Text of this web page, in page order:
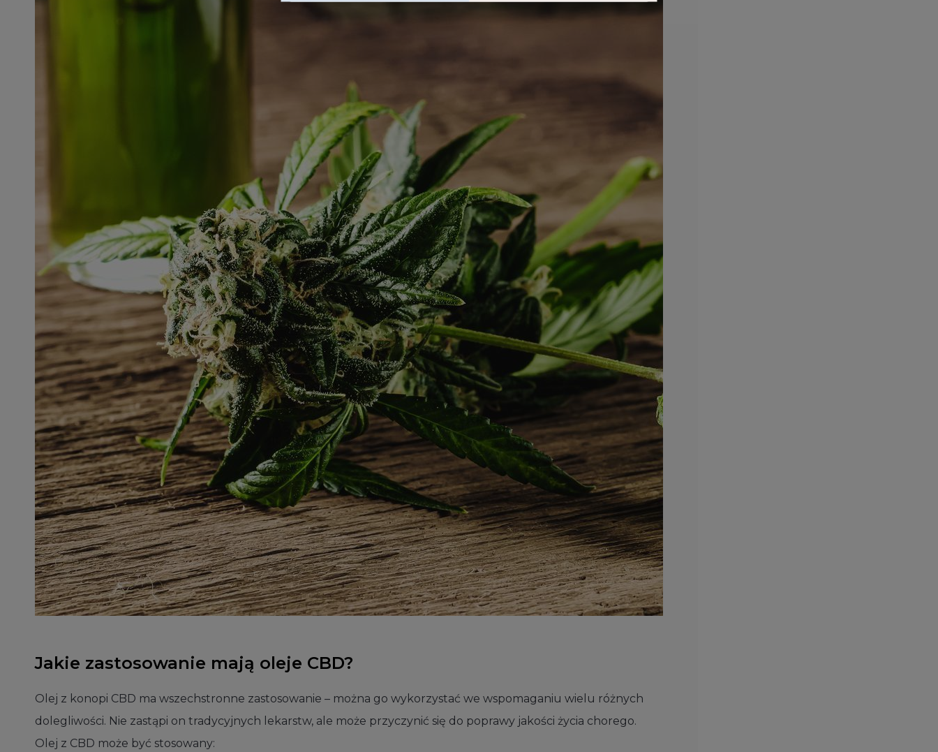
Jakie zastosowanie mają oleje CBD?
Olej z konopi CBD ma wszechstronne zastosowanie – można go wykorzystać we wspomaganiu wielu różnych
dolegliwości. Nie zastąpi on tradycyjnych lekarstw, ale może przyczynić się do poprawy jakości życia chorego.
Olej z CBD może być stosowany: